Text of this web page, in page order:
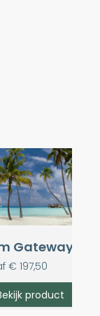
Gateway
€ 197,50
product